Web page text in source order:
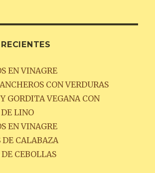
EN VINAGRE
CON VERDURAS
GORDITA VEGANA CON
LINO
EN VINAGRE
CALABAZA
CEBOLLAS